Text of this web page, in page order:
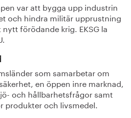
var att bygga upp industrin
och hindra militär upprustning
förödande krig. EKSG la
som samarbetar om
en öppen inre marknad,
och hållbarhetsfrågor samt
produkter och livsmedel.